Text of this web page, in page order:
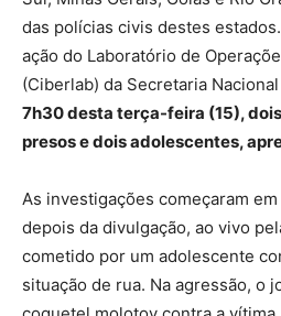
das polícias civis destes
ação do Laboratório de
(Ciberlab) da Secretaria
7h30 desta terça-feira (15),
presos e dois adolescentes,
As investigações começaram
depois da divulgação, ao vivo
cometido por um adolescente
situação de rua. Na agressão, o